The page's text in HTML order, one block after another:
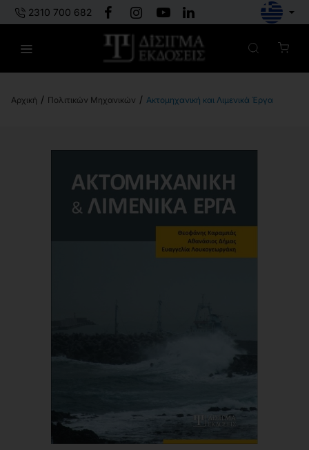
2310 700 682
Πολιτικών Μηχανικών Ακτομηχανική και Λιμενικά Έργα